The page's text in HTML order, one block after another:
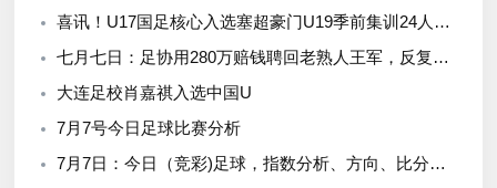
喜讯！U17国足核心入选塞超豪门U19季前集训24人名单，值得期待
七月七日：足协用280万赔钱聘回老熟人王军，反复换帅难困住女足青训体系
大连足校肖嘉祺入选中国U
7月7号今日足球比赛分析
7月7日：今日（竞彩)足球，指数分析、方向、比分、进球数、个人观点